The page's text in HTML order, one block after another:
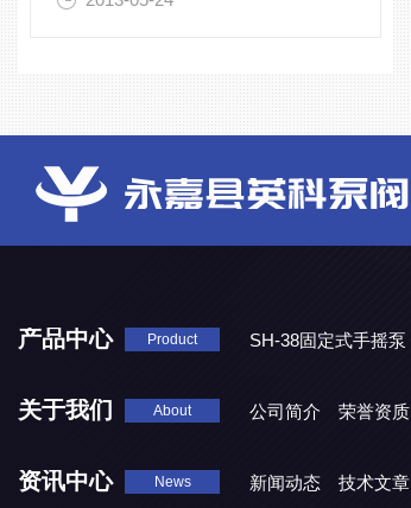
产品中心 Product SH-38固定式手摇泵
关于我们 About 公司简介 荣誉资质
资讯中心 News 新闻动态 技术文章